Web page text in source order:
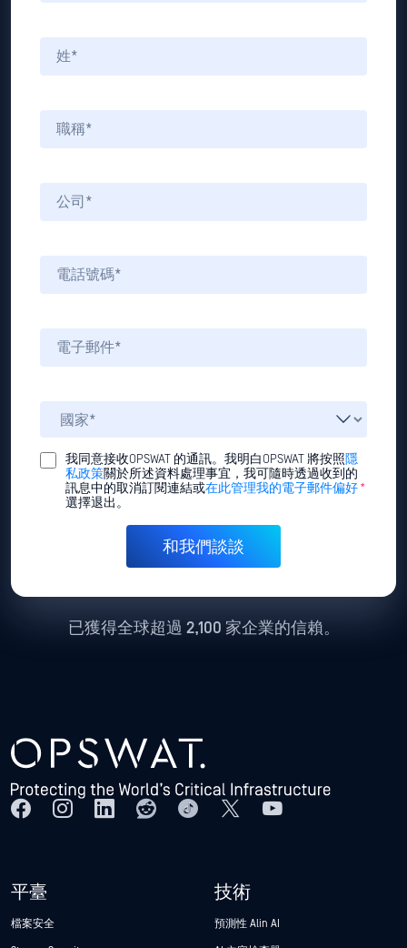
我同意接收OPSWAT 的通訊。我明白OPSWAT 將按照隱
私政策關於所述資料處理事宜，我可隨時透過收到的
訊息中的取消訂閱連結或在此管理我的電子郵件偏好*
選擇退出。
已獲得全球超過 2,100 家企業的信賴。
平臺
檔案安全
技術
預測性 Alin AI